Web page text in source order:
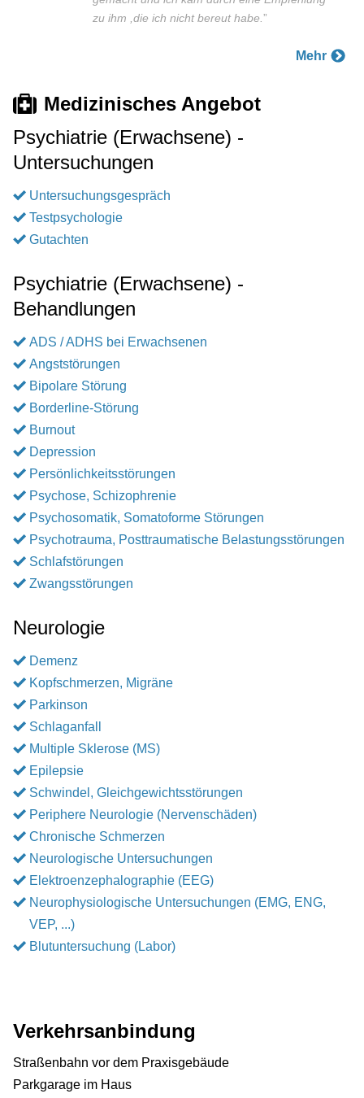
zu ihm ,die ich nicht bereut habe.”
Mehr
Medizinisches Angebot
Psychiatrie (Erwachsene) -
Untersuchungen
Untersuchungsgespräch
Testpsychologie
Gutachten
Psychiatrie (Erwachsene) -
Behandlungen
ADS / ADHS bei Erwachsenen
Angststörungen
Bipolare Störung
Borderline-Störung
Burnout
Depression
Persönlichkeitsstörungen
Psychose, Schizophrenie
Psychosomatik, Somatoforme Störungen
Psychotrauma, Posttraumatische Belastungsstörungen
Schlafstörungen
Zwangsstörungen
Neurologie
Demenz
Kopfschmerzen, Migräne
Parkinson
Schlaganfall
Multiple Sklerose (MS)
Epilepsie
Schwindel, Gleichgewichtsstörungen
Periphere Neurologie (Nervenschäden)
Chronische Schmerzen
Neurologische Untersuchungen
Elektroenzephalographie (EEG)
Neurophysiologische Untersuchungen (EMG, ENG,
VEP, ...)
Blutuntersuchung (Labor)
Verkehrsanbindung
Straßenbahn vor dem Praxisgebäude
Parkgarage im Haus